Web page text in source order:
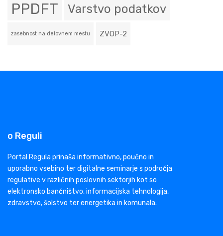
PPDFT Varstvo podatkov
zasebnost na delovnem mestu ZVOP-2
o Reguli
Portal Regula prinaša informativno, poučno in
uporabno vsebino ter digitalne seminarje s področja
regulative v različnih poslovnih sektorjih kot so
elektronsko bančništvo, informacijska tehnologija,
zdravstvo, šolstvo ter energetika in komunala.